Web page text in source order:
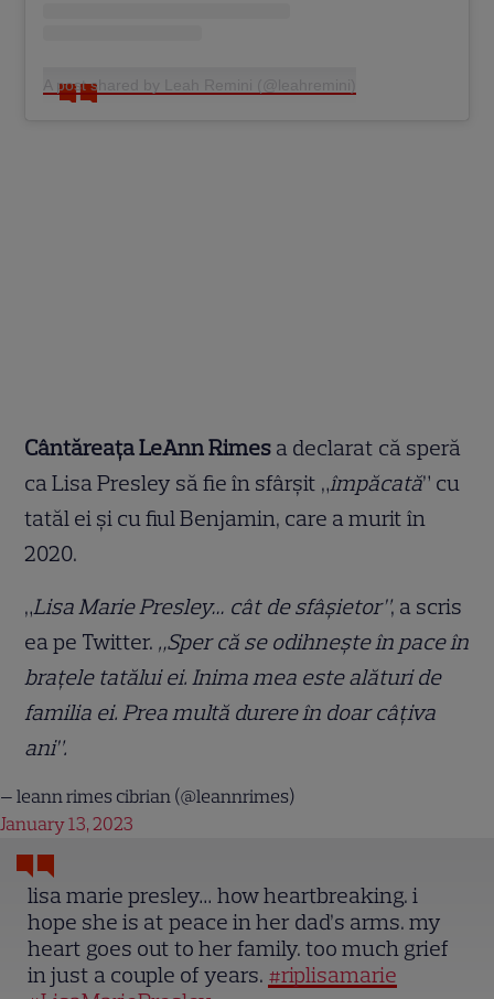
A post shared by Leah Remini (@leahremini)
Cântăreața LeAnn Rimes a declarat că speră
ca Lisa Presley să fie în sfârșit „împăcată” cu
tatăl ei și cu fiul Benjamin, care a murit în
2020.
„Lisa Marie Presley… cât de sfâșietor”, a scris
ea pe Twitter. „Sper că se odihnește în pace în
brațele tatălui ei. Inima mea este alături de
familia ei. Prea multă durere în doar câțiva
ani”.
lisa marie presley… how heartbreaking. i
hope she is at peace in her dad’s arms. my
heart goes out to her family. too much grief
in just a couple of years. #riplisamarie
— leann rimes cibrian (@leannrimes)
January 13, 2023